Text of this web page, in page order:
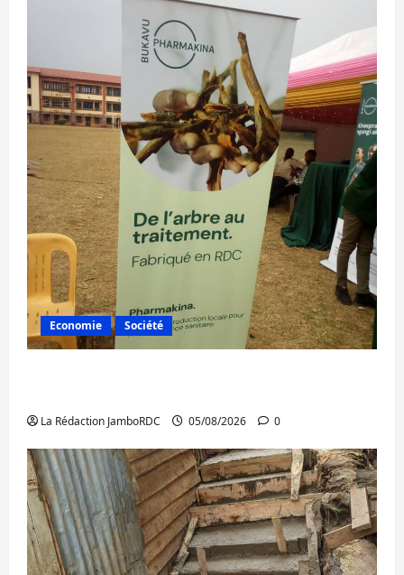
Economie Société
La Rédaction JamboRDC 05/08/2026 0